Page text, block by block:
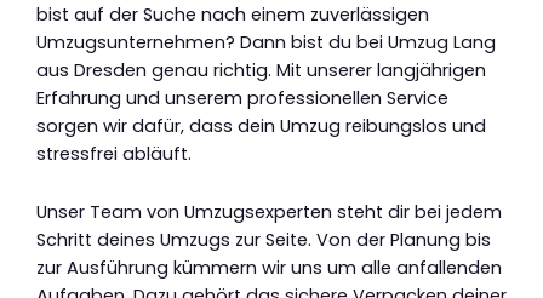
bist auf der Suche nach einem zuverlässigen
Umzugsunternehmen? Dann bist du bei Umzug Lang
aus Dresden genau richtig. Mit unserer langjährigen
Erfahrung und unserem professionellen Service
sorgen wir dafür, dass dein Umzug reibungslos und
stressfrei abläuft.
Unser Team von Umzugsexperten steht dir bei jedem
Schritt deines Umzugs zur Seite. Von der Planung bis
zur Ausführung kümmern wir uns um alle anfallenden